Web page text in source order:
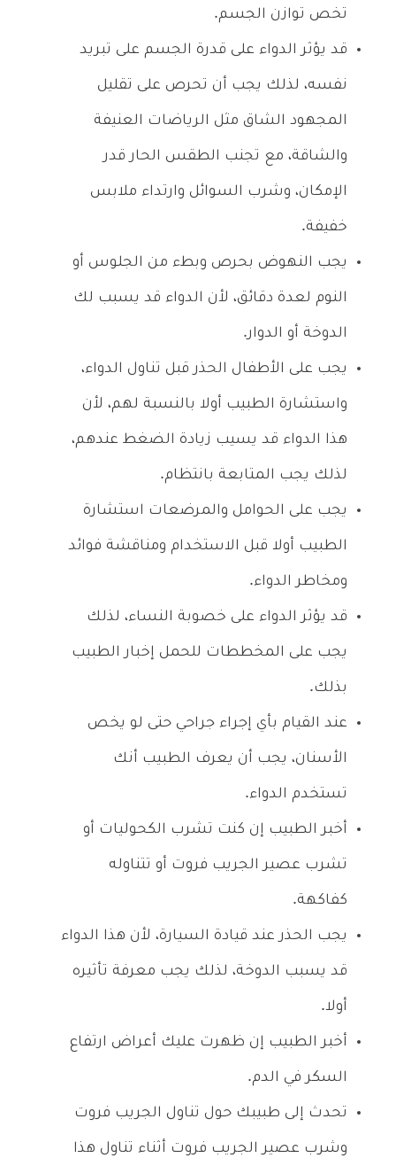
تخص توازن الجسم.
قد يؤثر الدواء على قدرة الجسم على تبريد
نفسه، لذلك يجب أن تحرص على تقليل
المجهود الشاق مثل الرياضات العنيفة
والشاقة، مع تجنب الطقس الحار قدر
الإمكان، وشرب السوائل وارتداء ملابس
خفيفة.
يجب النهوض بحرص وبطء من الجلوس أو
النوم لعدة دقائق، لأن الدواء قد يسبب لك
الدوخة أو الدوار.
يجب على الأطفال الحذر قبل تناول الدواء،
واستشارة الطبيب أولا بالنسبة لهم، لأن
هذا الدواء قد يسيب زيادة الضغط عندهم،
لذلك يجب المتابعة بانتظام.
يجب على الحوامل والمرضعات استشارة
الطبيب أولا قبل الاستخدام ومناقشة فوائد
ومخاطر الدواء.
قد يؤثر الدواء على خصوبة النساء، لذلك
يجب على المخططات للحمل إخبار الطبيب
بذلك.
عند القيام بأي إجراء جراحي حتى لو يخص
الأسنان، يجب أن يعرف الطبيب أنك
تستخدم الدواء.
أخبر الطبيب إن كنت تشرب الكحوليات أو
تشرب عصير الجريب فروت أو تتناوله
كفاكهة.
يجب الحذر عند قيادة السيارة، لأن هذا الدواء
قد يسبب الدوخة، لذلك يجب معرفة تأثيره
أولا.
أخبر الطبيب إن ظهرت عليك أعراض ارتفاع
السكر في الدم.
تحدث إلى طبيبك حول تناول الجريب فروت
وشرب عصير الجريب فروت أثناء تناول هذا